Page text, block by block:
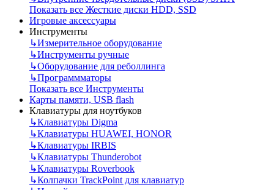
Показать все Жесткие диски HDD, SSD
Игровые аксессуары
Инструменты
↳Измерительное оборудование
↳Инструменты ручные
↳Оборудование для реболлинга
↳Программматоры
Показать все Инструменты
Карты памяти, USB flash
Клавиатуры для ноутбуков
↳Клавиатуры Digma
↳Клавиатуры HUAWEI, HONOR
↳Клавиатуры IRBIS
↳Клавиатуры Thunderobot
↳Клавиатуры Roverbook
↳Колпачки TrackPoint для клавиатур